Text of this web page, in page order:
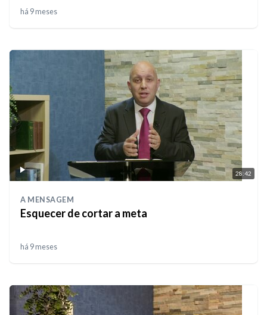
há 9 meses
28:42
A MENSAGEM
Esquecer de cortar a meta
há 9 meses